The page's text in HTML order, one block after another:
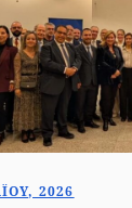
2026